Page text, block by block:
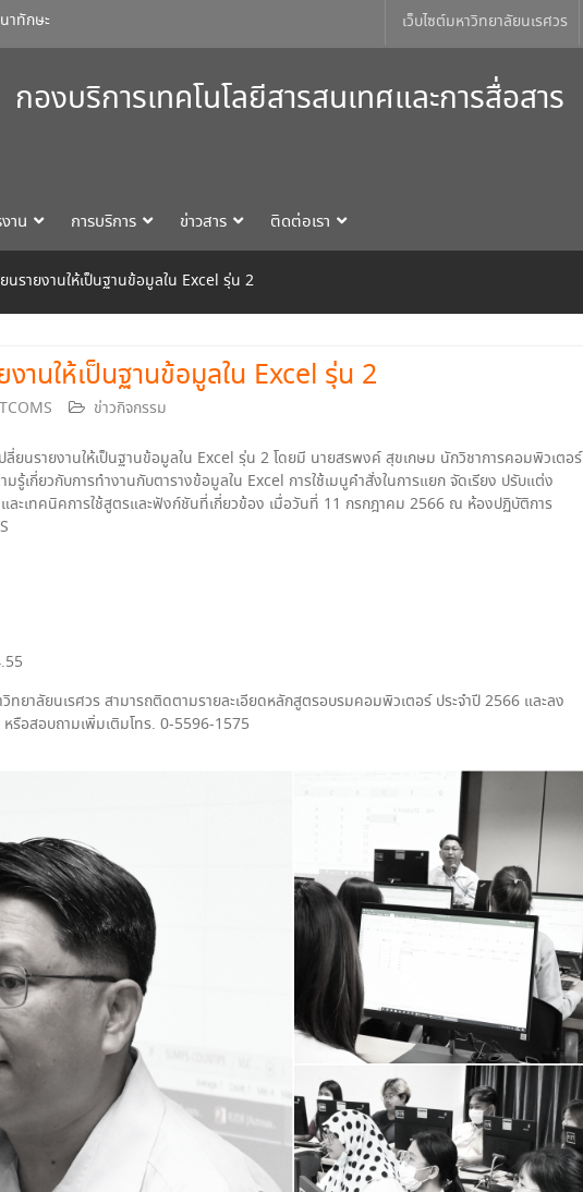
าทักษะ
24
และ
ครั้งที่
เว็บไซต์มหาวิทยาลัยนเรศวร
กองบริการเทคโนโลยีสารสนเทศและการสื่อสาร
าน การบริการ ข่าวสาร ติดต่อเรา
นรายงานให้เป็นฐานข้อมูลใน Excel รุ่น 2
านให้เป็นฐานข้อมูลใน Excel รุ่น 2
ข่าวกิจกรรม
ยนรายงานให้เป็นฐานข้อมูลใน Excel รุ่น 2 โดยมี นายสรพงค์ สุขเกษม นักวิชาการคอมพิวเตอร์
มรู้เกี่ยวกับการทำงานกับตารางข้อมูลใน Excel การใช้เมนูคำสั่งในการแยก จัดเรียง ปรับแต่ง
ละเทคนิคการใช้สูตรและฟังก์ชันที่เกี่ยวข้อง เมื่อวันที่ 11 กรกฎาคม 2566 ณ ห้องปฏิบัติการ
ยาลัยนเรศวร สามารถติดตามรายละเอียดหลักสูตรอบรมคอมพิวเตอร์ ประจำปี 2566 และลง
หรือสอบถามเพิ่มเติมโทร. 0-5596-1575